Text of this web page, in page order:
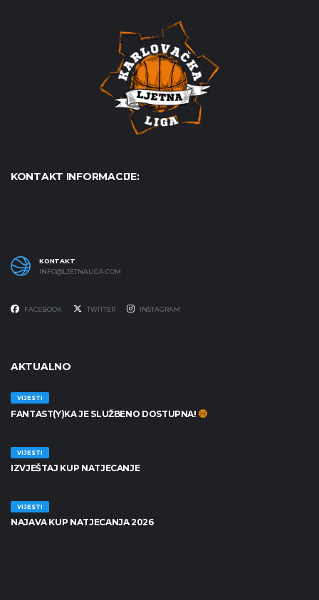
KONTAKT INFORMACIJE:
KONTAKT
INFO@LJETNALIGA.COM
FACEBOOK TWITTER INSTAGRAM
AKTUALNO
VIJESTI
FANTAST(Y)KA JE SLUŽBENO DOSTUPNA!
VIJESTI
IZVJEŠTAJ KUP NATJECANJE
VIJESTI
NAJAVA KUP NATJECANJA 2026